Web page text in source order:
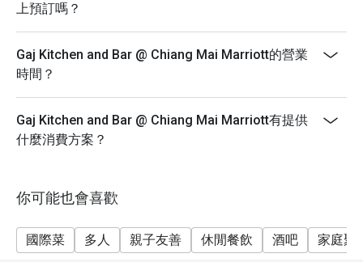
上預訂嗎？
Gaj Kitchen and Bar @ Chiang Mai Marriott的營業
時間？
Gaj Kitchen and Bar @ Chiang Mai Marriott有提供
什麼消費方案？
你可能也會喜歡
國際菜 多人 親子友善 休閒餐飲 酒吧 家庭聚